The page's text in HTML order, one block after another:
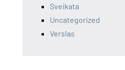
Sveikata
Uncategorized
Verslas